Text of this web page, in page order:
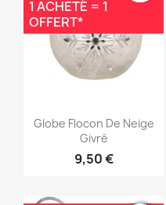
Aperçu rapide
Globe Flocon De Neige
Givré
9,50 €
1 ACHETÉ = 1
OFFERT*